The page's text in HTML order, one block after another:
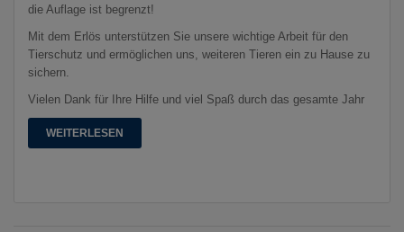
die Auflage ist begrenzt!
Mit dem Erlös unterstützen Sie unsere wichtige Arbeit für den
Tierschutz und ermöglichen uns, weiteren Tieren ein zu Hause zu
sichern.
Vielen Dank für Ihre Hilfe und viel Spaß durch das gesamte Jahr
WEITERLESEN